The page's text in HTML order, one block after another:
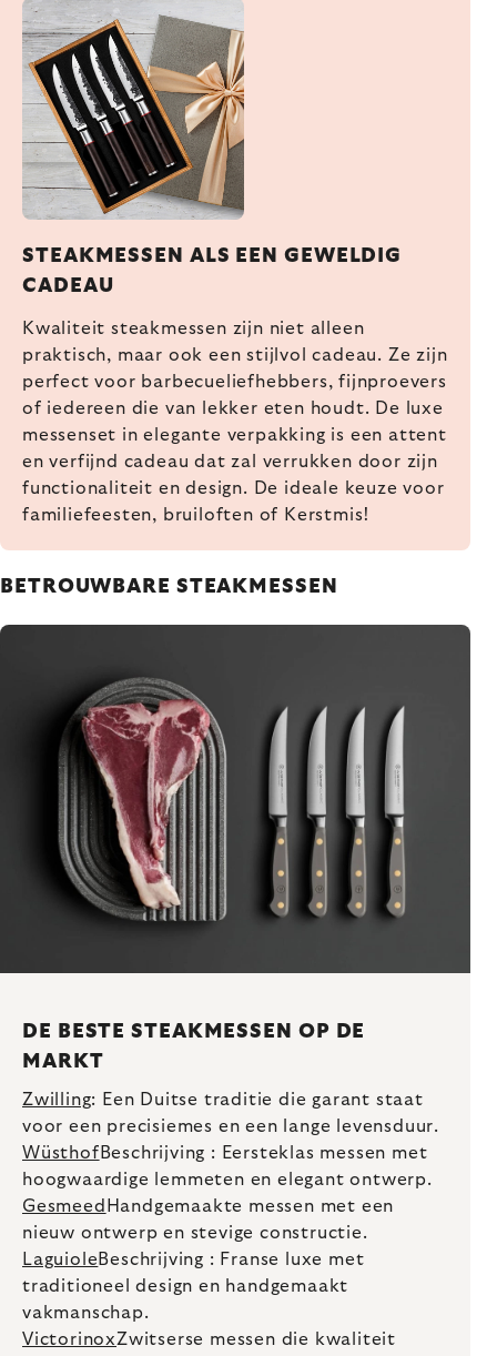
STEAKMESSEN ALS EEN GEWELDIG
CADEAU
Kwaliteit steakmessen zijn niet alleen
praktisch, maar ook een stijlvol cadeau. Ze zijn
perfect voor barbecueliefhebbers, fijnproevers
of iedereen die van lekker eten houdt. De luxe
messenset in elegante verpakking is een attent
en verfijnd cadeau dat zal verrukken door zijn
functionaliteit en design. De ideale keuze voor
familiefeesten, bruiloften of Kerstmis!
BETROUWBARE STEAKMESSEN
DE BESTE STEAKMESSEN OP DE
MARKT
Zwilling: Een Duitse traditie die garant staat
voor een precisiemes en een lange levensduur.
Wüsthof Beschrijving : Eersteklas messen met
hoogwaardige lemmeten en elegant ontwerp.
Gesmeed Handgemaakte messen met een
nieuw ontwerp en stevige constructie.
Laguiole Beschrijving : Franse luxe met
traditioneel design en handgemaakt
vakmanschap.
VictorinoxZwitserse messen die kwaliteit